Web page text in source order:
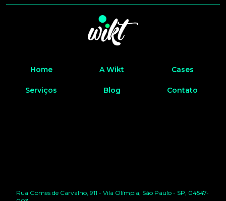
Home A Wikt Cases
Serviços Blog Contato
Rua Gomes de Carvalho, 911 - Vila Olímpia, São Paulo - SP, 04547-